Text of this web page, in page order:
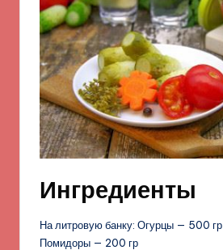
Ингредиенты
На литровую банку: Огурцы — 500 гр
Помидоры — 200 гр